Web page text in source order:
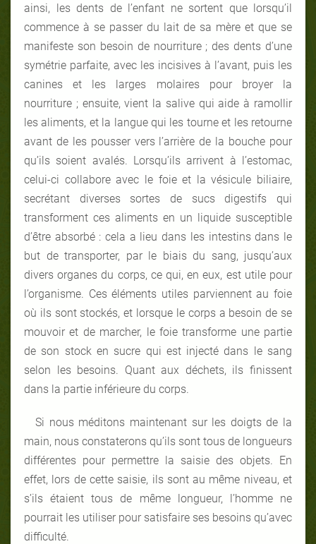
ainsi, les dents de l’enfant ne sortent que lorsqu’il
commence à se passer du lait de sa mère et que se
manifeste son besoin de nourriture ; des dents d’une
symétrie parfaite, avec les incisives à l’avant, puis les
canines et les larges molaires pour broyer la
nourriture ; ensuite, vient la salive qui aide à ramollir
les aliments, et la langue qui les tourne et les retourne
avant de les pousser vers l’arrière de la bouche pour
qu’ils soient avalés. Lorsqu’ils arrivent à l’estomac,
celui-ci collabore avec le foie et la vésicule biliaire,
secrétant diverses sortes de sucs digestifs qui
transforment ces aliments en un liquide susceptible
d’être absorbé : cela a lieu dans les intestins dans le
but de transporter, par le biais du sang, jusqu’aux
divers organes du corps, ce qui, en eux, est utile pour
l’organisme. Ces éléments utiles parviennent au foie
où ils sont stockés, et lorsque le corps a besoin de se
mouvoir et de marcher, le foie transforme une partie
de son stock en sucre qui est injecté dans le sang
selon les besoins. Quant aux déchets, ils finissent
dans la partie inférieure du corps.
Si nous méditons maintenant sur les doigts de la
main, nous constaterons qu’ils sont tous de longueurs
différentes pour permettre la saisie des objets. En
effet, lors de cette saisie, ils sont au même niveau, et
s’ils étaient tous de même longueur, l’homme ne
pourrait les utiliser pour satisfaire ses besoins qu’avec
difficulté.